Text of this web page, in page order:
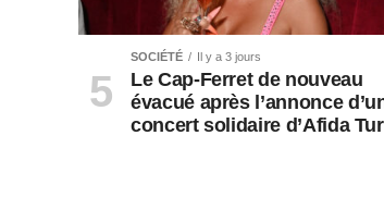
SOCIÉTÉ Il y a 3 jours
Le Cap-Ferret de nouveau
évacué après l’annonce
concert solidaire d’Afida